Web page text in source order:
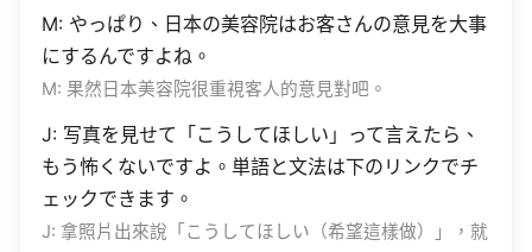
M: やっぱり、日本の美容院はお客さんの意見を大事
にするんですよね。
M: 果然日本美容院很重視客人的意見對吧。
J: 写真を見せて「こうしてほしい」って言えたら、
もう怖くないですよ。単語と文法は下のリンクでチ
ェックできます。
J: 拿照片出來說「こうしてほしい（希望這樣做）」，就